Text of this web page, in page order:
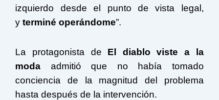
izquierdo desde el punto de vista legal,
y terminé operándome”.
La protagonista de El diablo viste a la
moda admitió que no había tomado
conciencia de la magnitud del problema
hasta después de la intervención.